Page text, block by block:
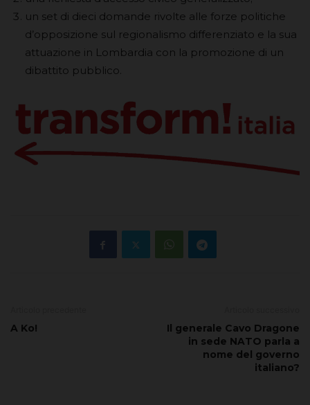
un set di dieci domande rivolte alle forze politiche
d’opposizione sul regionalismo differenziato e la sua
attuazione in Lombardia con la promozione di un
dibattito pubblico.
A Ko!
Il generale Cavo Dragone
in sede NATO parla a
nome del governo
italiano?